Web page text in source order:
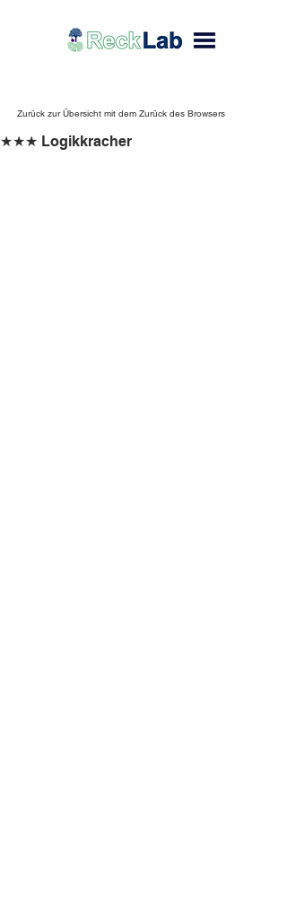
Zurück zur Übersicht mit dem Zurück des Browsers
★★★ Logikkracher